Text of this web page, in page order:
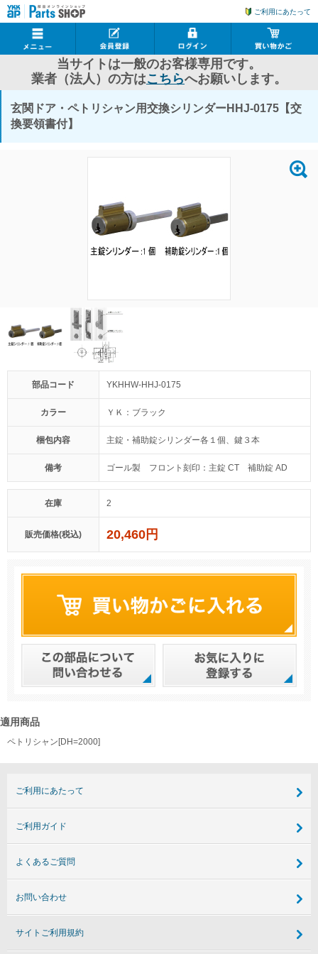
ご利用にあたって
当サイトは一般のお客様専用です。
業者（法人）の方はこちらへお願いします。
玄関ドア・ペトリシャン用交換シリンダーHHJ-0175【交
換要領書付】
部品コード YKHHW-HHJ-0175
カラー ＹＫ：ブラック
梱包内容 主錠・補助錠シリンダー各１個、鍵３本
備考 ゴール製 フロント刻印：主錠 CT 補助錠 AD
在庫 2
販売価格(税込) 20,460円
適用商品
ペトリシャン[DH=2000]
ご利用にあたって
ご利用ガイド
よくあるご質問
お問い合わせ
サイトご利用規約